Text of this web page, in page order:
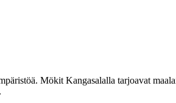
Mökit Kangasalalla tarjoavat